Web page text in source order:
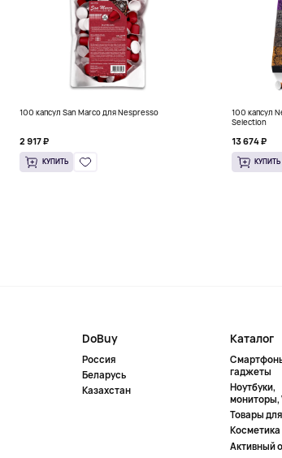
100 капсул San Marco для Nespresso
2 917 ₽
КУПИТЬ
100 капсул
Selection
13 674 ₽
КУПИТЬ
DoBuy
Россия
Беларусь
Казахстан
Каталог
гаджеты
Ноутбуки,
мониторы,
Товары
Косметика
Активный